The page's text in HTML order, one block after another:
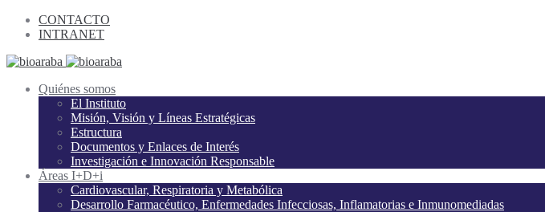
CONTACTO
INTRANET
Quiénes somos
El Instituto
Misión, Visión y Líneas Estratégicas
Estructura
Documentos y Enlaces de Interés
Investigación e Innovación Responsable
Áreas I+D+i
Cardiovascular, Respiratoria y Metabólica
Desarrollo Farmacéutico, Enfermedades Infecciosas, Inflamatorias e Inmunomediadas